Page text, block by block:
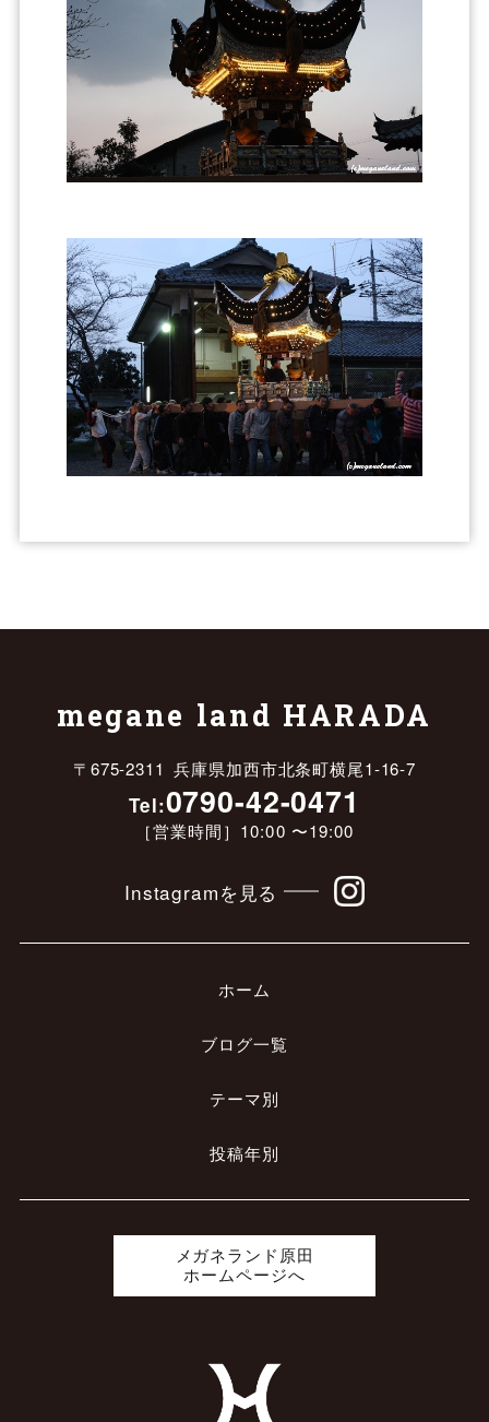
megane land HARADA
〒675-2311 兵庫県加西市北条町横尾1-16-7
Tel:0790-42-0471
［営業時間］10:00 〜19:00
Instagramを見る
ホーム
ブログ一覧
テーマ別
投稿年別
メガネランド原田
ホームページへ